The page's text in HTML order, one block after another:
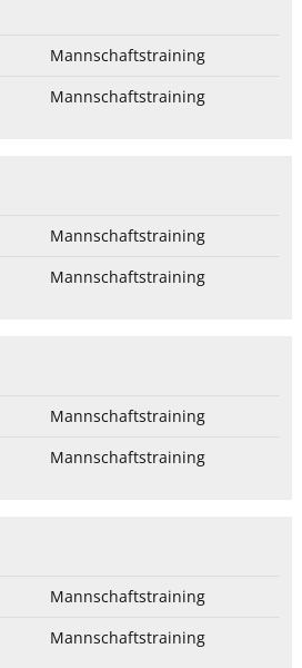
Mannschaftstraining
Mannschaftstraining
Mannschaftstraining
Mannschaftstraining
Mannschaftstraining
Mannschaftstraining
Mannschaftstraining
Mannschaftstraining